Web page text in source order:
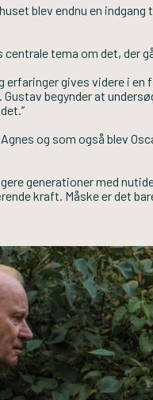
blev endnu en
tema om det, der
erfaringer gives videre i
begynder at
og som også blev
generationer med
kraft. Måske er det